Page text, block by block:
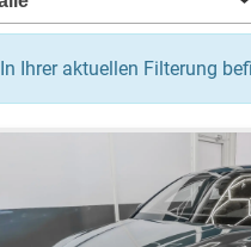
In Ihrer aktuellen Filterung